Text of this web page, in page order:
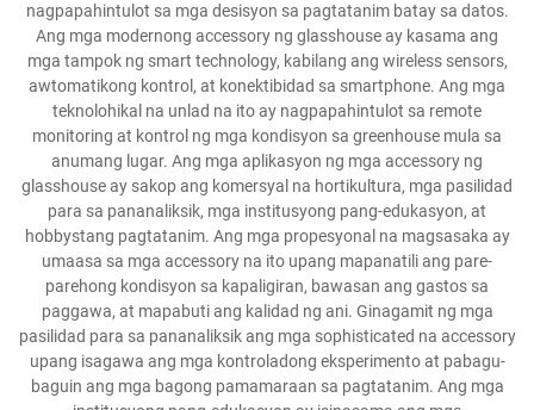
nagpapahintulot sa mga desisyon sa pagtatanim batay sa datos.
Ang mga modernong accessory ng glasshouse ay kasama ang
mga tampok ng smart technology, kabilang ang wireless sensors,
awtomatikong kontrol, at konektibidad sa smartphone. Ang mga
teknolohikal na unlad na ito ay nagpapahintulot sa remote
monitoring at kontrol ng mga kondisyon sa greenhouse mula sa
anumang lugar. Ang mga aplikasyon ng mga accessory ng
glasshouse ay sakop ang komersyal na hortikultura, mga pasilidad
para sa pananaliksik, mga institusyong pang-edukasyon, at
hobbystang pagtatanim. Ang mga propesyonal na magsasaka ay
umaasa sa mga accessory na ito upang mapanatili ang pare-
parehong kondisyon sa kapaligiran, bawasan ang gastos sa
paggawa, at mapabuti ang kalidad ng ani. Ginagamit ng mga
pasilidad para sa pananaliksik ang mga sophisticated na accessory
upang isagawa ang mga kontroladong eksperimento at pabagu-
baguin ang mga bagong pamamaraan sa pagtatanim. Ang mga